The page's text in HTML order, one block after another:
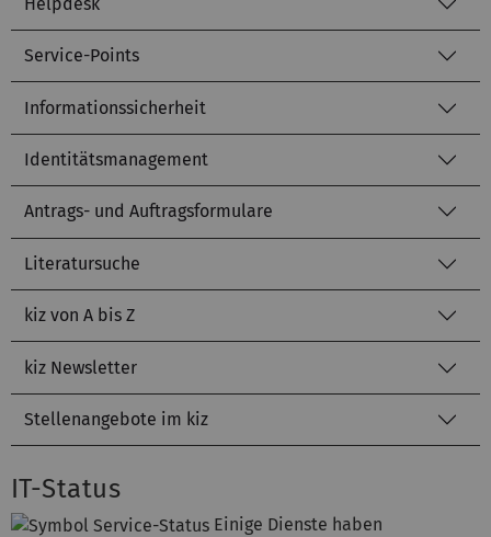
Service-Points
Informationssicherheit
Identitätsmanagement
Antrags- und Auftragsformulare
Literatursuche
kiz von A bis Z
kiz Newsletter
Stellenangebote im kiz
IT-Status
Einige Dienste haben